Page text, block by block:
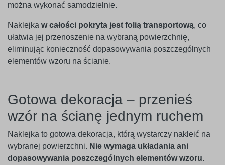
można wykonać samodzielnie.
Naklejka w całości pokryta jest folią transportową, co
ułatwia jej przenoszenie na wybraną powierzchnię,
eliminując konieczność dopasowywania poszczególnych
elementów wzoru na ścianie.
Gotowa dekoracja – przenieś
wzór na ścianę jednym ruchem
Naklejka to gotowa dekoracja, którą wystarczy nakleić na
wybranej powierzchni. Nie wymaga układania ani
dopasowywania poszczególnych elementów wzoru.